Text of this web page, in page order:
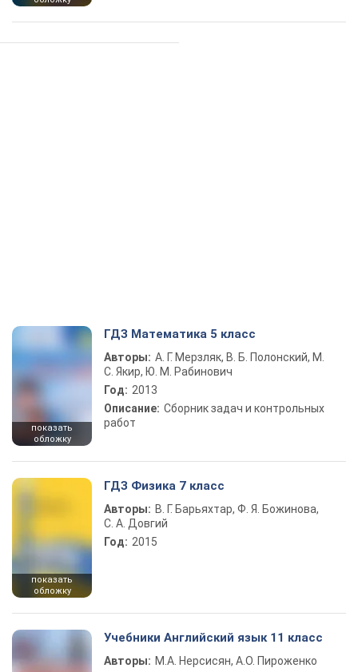
показать
обложку
ГДЗ Математика 5 класс
Авторы: А. Г. Мерзляк, В. Б. Полонский, М.
С. Якир, Ю. М. Рабинович
Год: 2013
Описание: Сборник задач и контрольных
работ
показать
обложку
ГДЗ Физика 7 класс
Авторы: В. Г. Барьяхтар, Ф. Я. Божинова,
С. А. Довгий
Год: 2015
Учебники Английский язык 11 класс
Авторы: М.А. Нерсисян, А.О. Пироженко